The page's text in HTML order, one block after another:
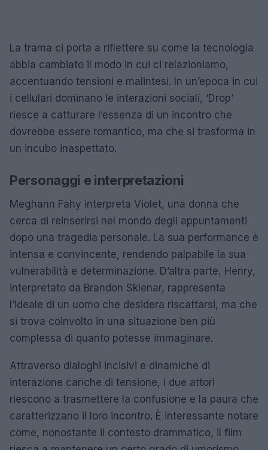
La trama ci porta a riflettere su come la tecnologia
abbia cambiato il modo in cui ci relazioniamo,
accentuando tensioni e malintesi. In un’epoca in cui
i cellulari dominano le interazioni sociali, ‘Drop’
riesce a catturare l’essenza di un incontro che
dovrebbe essere romantico, ma che si trasforma in
un incubo inaspettato.
Personaggi e interpretazioni
Meghann Fahy interpreta Violet, una donna che
cerca di reinserirsi nel mondo degli appuntamenti
dopo una tragedia personale. La sua performance è
intensa e convincente, rendendo palpabile la sua
vulnerabilità e determinazione. D’altra parte, Henry,
interpretato da Brandon Sklenar, rappresenta
l’ideale di un uomo che desidera riscattarsi, ma che
si trova coinvolto in una situazione ben più
complessa di quanto potesse immaginare.
Attraverso dialoghi incisivi e dinamiche di
interazione cariche di tensione, i due attori
riescono a trasmettere la confusione e la paura che
caratterizzano il loro incontro. È interessante notare
come, nonostante il contesto drammatico, il film